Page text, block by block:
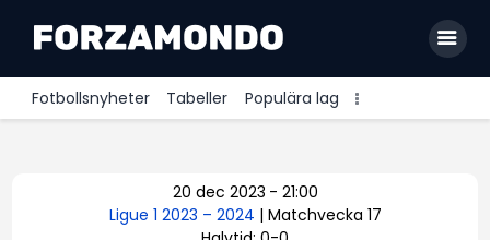
Fotbollsnyheter Tabeller Populära lag
Premier League
20 dec 2023 - 21:00
Ligue 1 2023 – 2024 | Matchvecka 17